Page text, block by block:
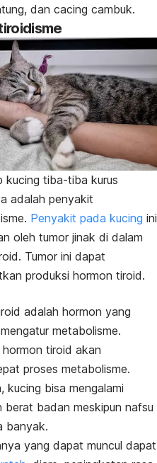
dan cacing cambuk.
kucing tiba-tiba kurus
adalah penyakit
Penyakit pada kucing ini
oleh tumor jinak di dalam
Tumor ini dapat
produksi hormon tiroid.
adalah hormon yang
metabolisme.
hormon tiroid akan
proses metabolisme.
kucing bisa mengalami
berat badan meskipun nafsu
banyak.
yang dapat muncul dapat